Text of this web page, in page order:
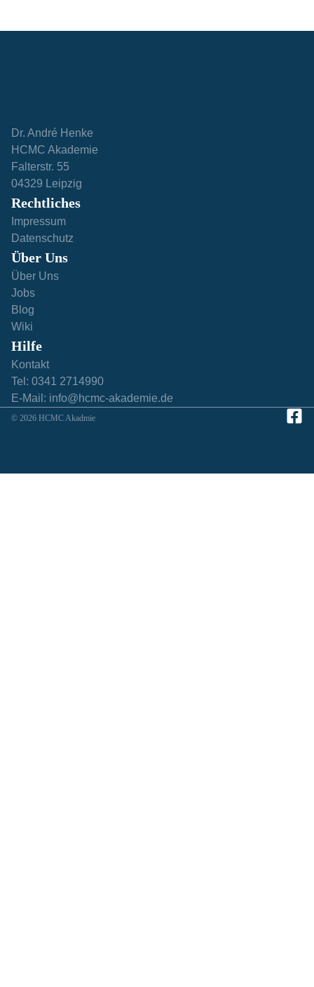
Dr. André Henke
HCMC Akademie
Falterstr. 55
04329 Leipzig
Rechtliches
Impressum
Datenschutz
Über Uns
Über Uns
Jobs
Blog
Wiki
Hilfe​
Kontakt
Tel: 0341 2714990
E-Mail: info@hcmc-akademie.de
© 2026 HCMC Akadmie